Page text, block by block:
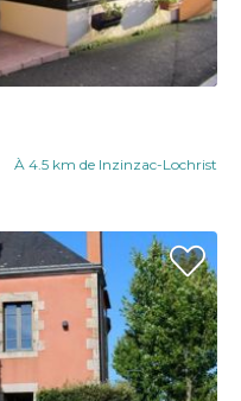
À 4.5 km de Inzinzac-Lochrist